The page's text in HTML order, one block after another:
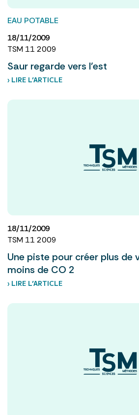
EAU POTABLE
18/11/2009
TSM 11 2009
Saur regarde vers l’est
› LIRE L’ARTICLE
18/11/2009
TSM 11 2009
Une piste pour créer plus de
moins de CO 2
› LIRE L’ARTICLE